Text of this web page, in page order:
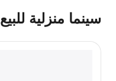
سينما منزلية للبيع